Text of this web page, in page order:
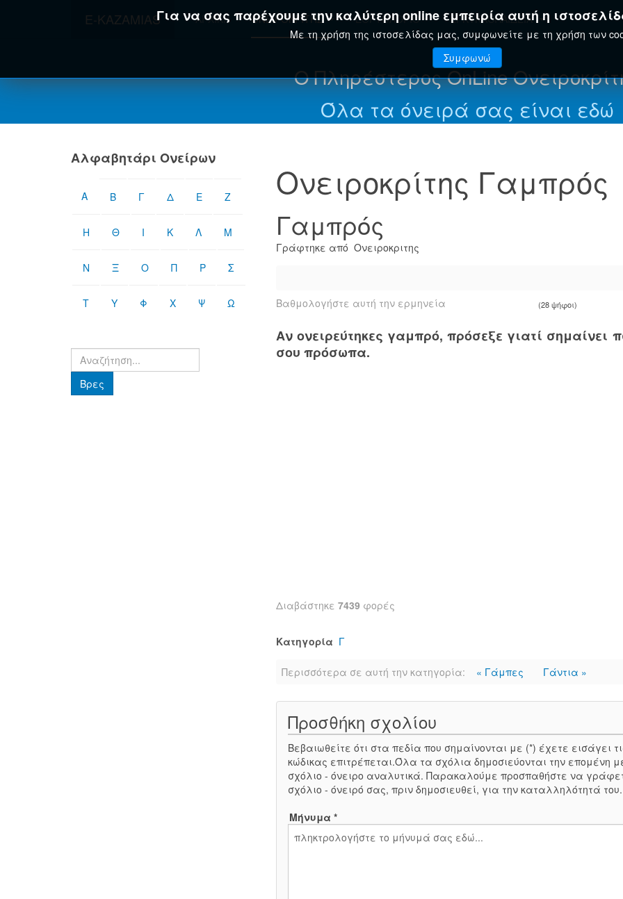
E-KAZAMIASΓια να σας παρέχουμε την καλύτερη online εμπειρία αυτή η
Με τη χρήση της ιστοσελίδας μας, συμφωνείτε με τη χρήση των
Συμφωνώ
ΑΡΧΙΚΉ ΟΝΕΙΡΟΚΡΊΤΗΣ ΕΟΡΤΟΛΌΓΙΟ ΕΓΚΥΚΛΟΠΑΊΔΕΙΑ
Ο Πληρέστερος OnLine
Όλα τα όνειρά σας είναι εδώ
Ονειροκρίτης Γαμπρός
Γαμπρός
Γράφτηκε από Ονειροκριτης
Βαθμολογήστε αυτή την ερμηνεία (28 ψήφοι)
Αν ονειρεύτηκες γαμπρό, πρόσεξε γιατί σημαίνει
σου πρόσωπα.
Διαβάστηκε 7439 φορές
Κατηγορία Γ
Περισσότερα σε αυτή την κατηγορία: « Γάμπες Γάντια »
Προσθήκη σχολίου
Βεβαιωθείτε ότι στα πεδία που σημαίνονται με (*) έχετε εισάγει
κώδικας επιτρέπεται.Όλα τα σχόλια δημοσιεύονται την επομένη
σχόλιο - όνειρο αναλυτικά. Παρακαλούμε προσπαθήστε να
σχόλιο - όνειρό σας, πριν δημοσιευθεί, για την καταλληλότητά
Μήνυμα *
Αλφαβητάρι Ονείρων
Α Β Γ Δ Ε Ζ
Η Θ Ι Κ Λ Μ
Ν Ξ Ο Π Ρ Σ
Τ Υ Φ Χ Ψ Ω
Βρες
Βρες